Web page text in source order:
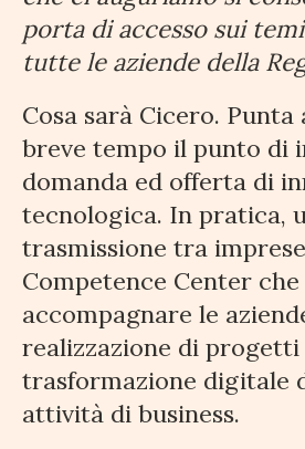
porta di accesso sui
tutte le aziende della
Cosa sarà Cicero.
breve tempo il punto di
domanda ed offerta di
tecnologica. In pratica,
trasmissione tra
Competence Center
accompagnare le
realizzazione di progetti
trasformazione digitale
attività di business.